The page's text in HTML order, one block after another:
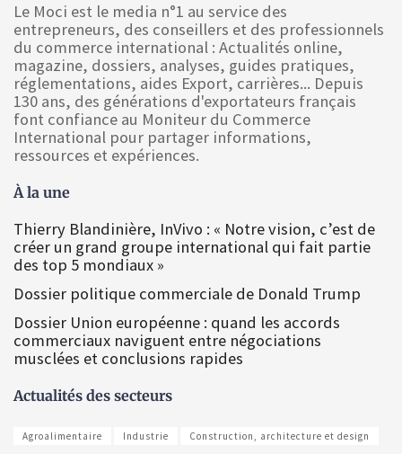
Le Moci est le media n°1 au service des
entrepreneurs, des conseillers et des professionnels
du commerce international : Actualités online,
magazine, dossiers, analyses, guides pratiques,
réglementations, aides Export, carrières... Depuis
130 ans, des générations d'exportateurs français
font confiance au Moniteur du Commerce
International pour partager informations,
ressources et expériences.
À la une
Thierry Blandinière, InVivo : « Notre vision, c’est de
créer un grand groupe international qui fait partie
des top 5 mondiaux »
Dossier politique commerciale de Donald Trump
Dossier Union européenne : quand les accords
commerciaux naviguent entre négociations
musclées et conclusions rapides
Actualités des secteurs
Agroalimentaire Industrie Construction, architecture et design